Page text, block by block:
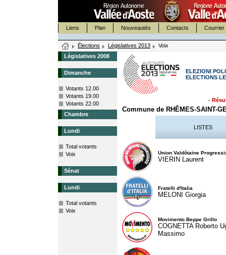
Liens Plan Nouveautés Contacts Courrier
Élections Législatives 2013
Voix
Législatives 2008
Dimanche
Votants 12.00
Votants 19.00
Votants 22.00
Chambre
Lundi
Total votants
Voix
Sénat
Lundi
Total votants
Voix
ELEZIONI
ELECTIONS
-
Commune de RHÊMES-SAINT-
LISTES
Union Valdôtaine
VIERIN Laurent
Fratelli d'Italia
MELONI Giorgia
Movimento Beppe Grillo
COGNETTA Roberto
Massimo